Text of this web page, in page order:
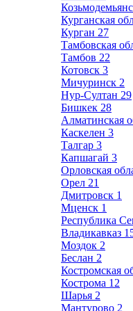
Курганская
Курган 27
Тамбовская
Тамбов 22
Котовск 3
Мичуринск 2
Нур-Султан 29
Бишкек 28
Алматинская
Каскелен 3
Талгар 3
Капшагай 3
Орловская
Орел 21
Дмитровск 1
Мценск 1
Республика
Владикавказ
Моздок 2
Беслан 2
Костромская
Кострома 12
Шарья 2
Мантурово 2